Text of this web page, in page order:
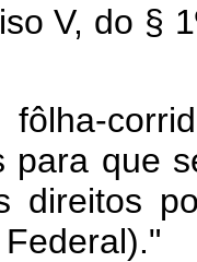
V, do §
para que
direitos